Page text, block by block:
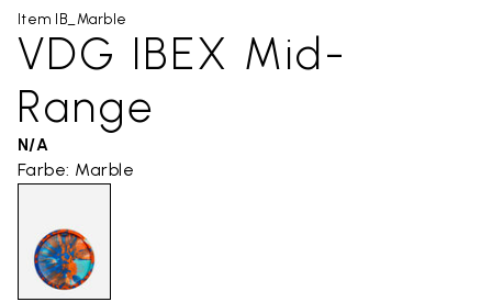
Item IB_Marble
VDG IBEX Mid-
Range
N/A
Farbe: Marble